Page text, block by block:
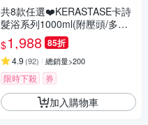
共8款任選❤️KERASTASE卡詩
髮浴系列1000ml(附壓頭/多款
任選)快速到貨
$1,988 85折
4.9 (92) 總銷量>200
限時下殺 券
加入購物車